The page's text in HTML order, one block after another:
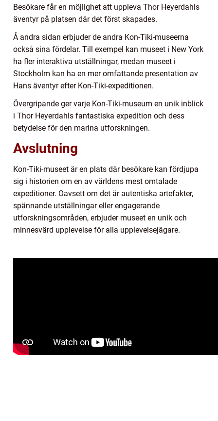
Besökare får en möjlighet att uppleva Thor Heyerdahls
äventyr på platsen där det först skapades.
Å andra sidan erbjuder de andra Kon-Tiki-museerna
också sina fördelar. Till exempel kan museet i New York
ha fler interaktiva utställningar, medan museet i
Stockholm kan ha en mer omfattande presentation av
Hans äventyr efter Kon-Tiki-expeditionen.
Övergripande ger varje Kon-Tiki-museum en unik inblick
i Thor Heyerdahls fantastiska expedition och dess
betydelse för den marina utforskningen.
Avslutning
Kon-Tiki-museet är en plats där besökare kan fördjupa
sig i historien om en av världens mest omtalade
expeditioner. Oavsett om det är autentiska artefakter,
spännande utställningar eller engagerande
utforskningsområden, erbjuder museet en unik och
minnesvärd upplevelse för alla upplevelsejägare.